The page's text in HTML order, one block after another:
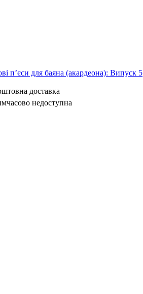
п’єси для баяна (акардеона): Випуск 5
доставка
недоступна